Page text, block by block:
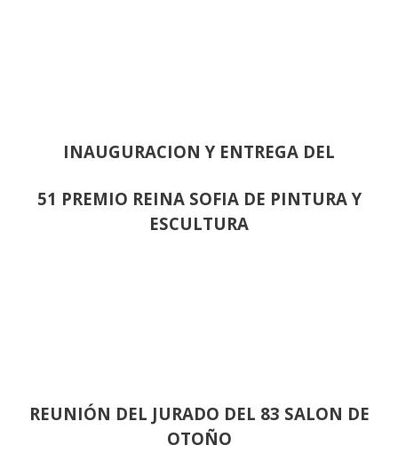
INAUGURACION Y ENTREGA DEL
51 PREMIO REINA SOFIA DE PINTURA Y
ESCULTURA
REUNIÓN DEL JURADO DEL 83 SALON DE
OTOÑO